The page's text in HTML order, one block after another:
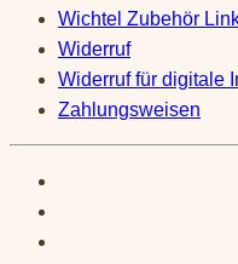
Wichtel Zubehör
Widerruf
Widerruf für digitale
Zahlungsweisen